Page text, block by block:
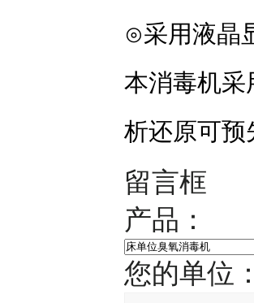
⊙采用液晶
本消毒机采用
析还原可预
留言框
产品：
您的单位